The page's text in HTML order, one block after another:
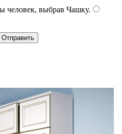
человек, выбрав Чашку.